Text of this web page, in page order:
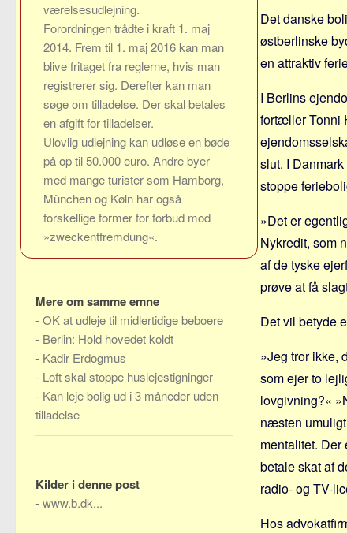
Det danske
østberlinske
en attraktiv
I Berlins
fortæller Tonni
slut. I
stoppe
»Det er
Nykredit, som
af de tyske
prøve at få
Det vil betyde
»Jeg tror ikke,
som ejer to
lovgivning?«
næsten
mentalitet.
betale skat af
radio- og TV-
Hos
værelsesudlejning.
Forordningen trådte i kraft 1. maj
2014. Frem til 1. maj 2016 kan man
blive fritaget fra reglerne, hvis man
registrerer sig. Derefter kan man
søge om tilladelse. Der skal betales
en afgift for tilladelser.
Ulovlig udlejning kan udløse en bøde
på op til 50.000 euro. Andre byer
med mange turister som Hamborg,
München og Køln har også
forskellige former for forbud mod
»zweckentfremdung«.
Mere om samme emne
-OK at udleje til midlertidige beboere
- Berlin: Hold hovedet koldt
- Kadir Erdogmus
- Loft skal stoppe huslejestigninger
- Kan leje bolig ud i 3 måneder uden
tilladelse
Kilder i denne post
-www.b.dk...